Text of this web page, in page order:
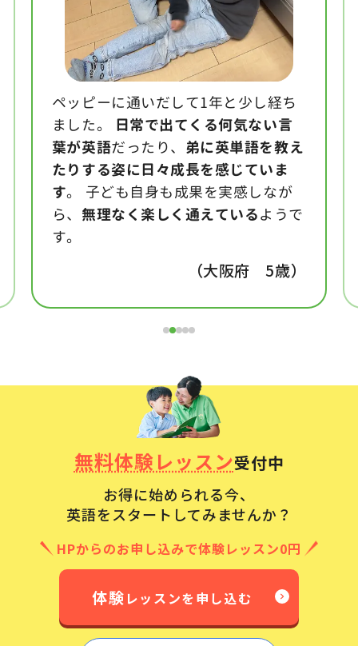
ペッピーに通いだして1年と少し経ち
ました。 日常で出てくる何気ない言
葉が英語だったり、 弟に英単語を教え
たりする姿に日々成長を感じていま
す。 子ども自身も成果を実感しなが
ら、 無理なく楽しく通えているようで
す。
（大阪府 5歳）
無料体験レッスン受付中
お得に始められる今、
英語をスタートしてみませんか？
HPからのお申し込みで体験レッスン0円
体験 レッスンを申し込む